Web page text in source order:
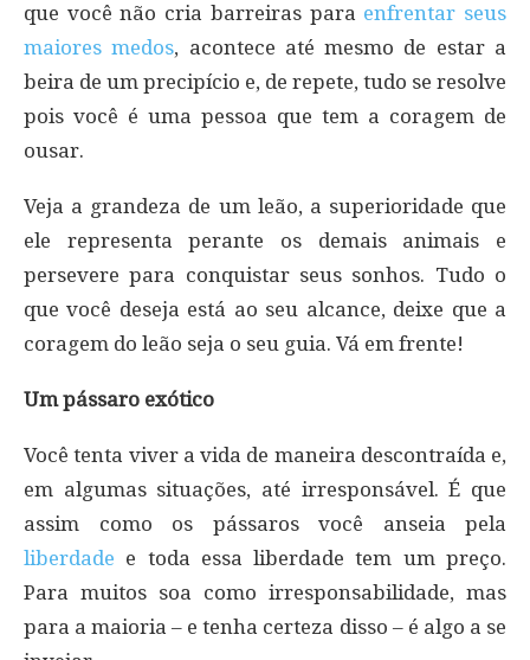
que você não cria barreiras para enfrentar seus
maiores medos, acontece até mesmo de estar a
beira de um precipício e, de repete, tudo se resolve
pois você é uma pessoa que tem a coragem de
ousar.
Veja a grandeza de um leão, a superioridade que
ele representa perante os demais animais e
persevere para conquistar seus sonhos. Tudo o
que você deseja está ao seu alcance, deixe que a
coragem do leão seja o seu guia. Vá em frente!
Um pássaro exótico
Você tenta viver a vida de maneira descontraída e,
em algumas situações, até irresponsável. É que
assim como os pássaros você anseia pela
liberdade e toda essa liberdade tem um preço.
Para muitos soa como irresponsabilidade, mas
para a maioria – e tenha certeza disso – é algo a se